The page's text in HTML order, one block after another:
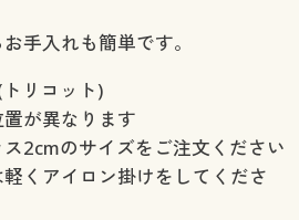
手入れも簡単です。
リコット)
が異なります
2cmのサイズをご注文ください
くアイロン掛けをしてくださ